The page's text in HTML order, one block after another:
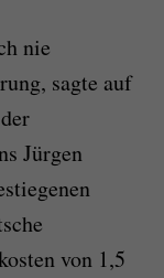
nie
sagte auf
Jürgen
von 1,5